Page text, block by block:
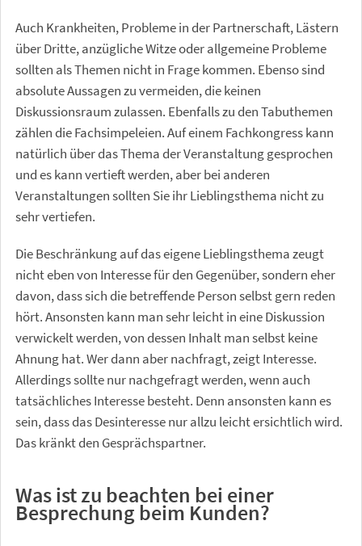
Auch Krankheiten, Probleme in der Partnerschaft, Lästern
über Dritte, anzügliche Witze oder allgemeine Probleme
sollten als Themen nicht in Frage kommen. Ebenso sind
absolute Aussagen zu vermeiden, die keinen
Diskussionsraum zulassen. Ebenfalls zu den Tabuthemen
zählen die Fachsimpeleien. Auf einem Fachkongress kann
natürlich über das Thema der Veranstaltung gesprochen
und es kann vertieft werden, aber bei anderen
Veranstaltungen sollten Sie ihr Lieblingsthema nicht zu
sehr vertiefen.
Die Beschränkung auf das eigene Lieblingsthema zeugt
nicht eben von Interesse für den Gegenüber, sondern eher
davon, dass sich die betreffende Person selbst gern reden
hört. Ansonsten kann man sehr leicht in eine Diskussion
verwickelt werden, von dessen Inhalt man selbst keine
Ahnung hat. Wer dann aber nachfragt, zeigt Interesse.
Allerdings sollte nur nachgefragt werden, wenn auch
tatsächliches Interesse besteht. Denn ansonsten kann es
sein, dass das Desinteresse nur allzu leicht ersichtlich wird.
Das kränkt den Gesprächspartner.
Was ist zu beachten bei einer
Besprechung beim Kunden?